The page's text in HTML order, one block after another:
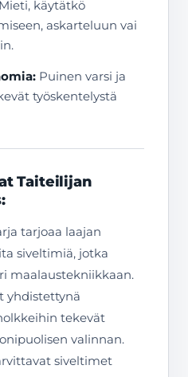
Mieti, käytätkö
askarteluun vai
Puinen varsi ja
työskentelystä
Taiteilijan
tarjoaa laajan
siveltimiä, jotka
maalaustekniikkaan.
yhdistettynä
tekevät
valinnan.
siveltimet